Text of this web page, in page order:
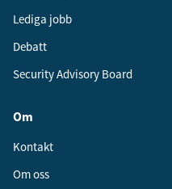
Lediga jobb
Debatt
Security Advisory Board
Om
Kontakt
Om oss